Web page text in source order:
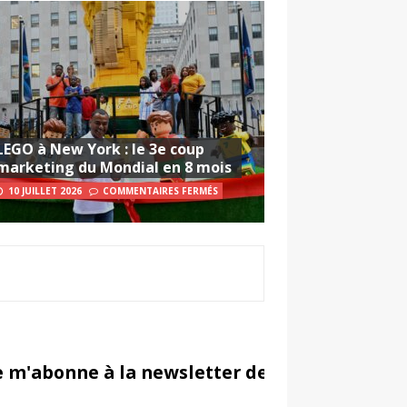
à New York : le 3e coup
du Mondial en 8 mois
10 JUILLET 2026 COMMENTAIRES FERMÉS
m'abonne à la newsletter de